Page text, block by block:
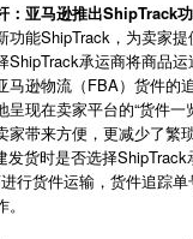
：亚马逊推出ShipTrack
功能ShipTrack，为卖家
ShipTrack承运商将商品运
马逊物流（FBA）货件的
现在卖家平台的“货件一
家带来方便，更减少了繁
发货时是否选择
行货件运输，货件追踪